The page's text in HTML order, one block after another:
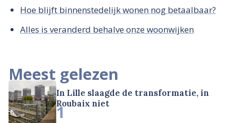
Hoe blijft binnenstedelijk wonen nog betaalbaar?
Alles is veranderd behalve onze woonwijken
Meest gelezen
In Lille slaagde de transformatie, in
Roubaix niet
1